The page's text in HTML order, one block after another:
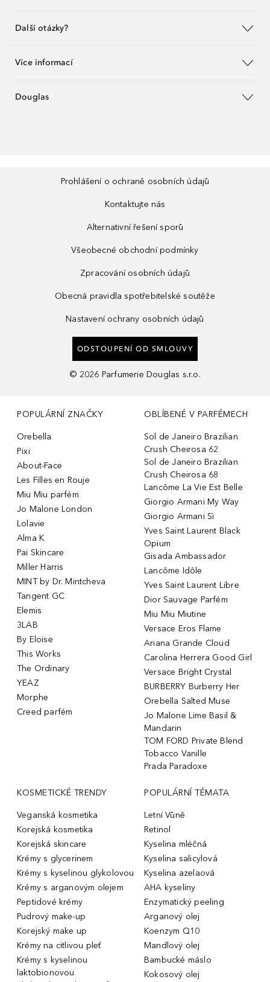
Další otázky?
Více informací
Douglas
Prohlášení o ochraně osobních údajů
Kontaktujte nás
Alternativní řešení sporů
Všeobecné obchodní podmínky
Zpracování osobních údajů
Obecná pravidla spotřebitelské soutěže
Nastavení ochrany osobních údajů
ODSTOUPENÍ OD SMLOUVY
© 2026 Parfumerie Douglas s.r.o.
POPULÁRNÍ ZNAČKY
Orebella
Pixi
About-Face
Les Filles en Rouje
Miu Miu parfém
Jo Malone London
Lolavie
Alma K
Pai Skincare
Miller Harris
MINT by Dr. Mintcheva
Tangent GC
Elemis
3LAB
By Eloise
This Works
The Ordinary
YEAZ
Morphe
Creed parfém
OBLÍBENÉ V PARFÉMECH
Sol de Janeiro Brazilian
Crush Cheirosa 62
Sol de Janeiro Brazilian
Crush Cheirosa 68
Lancôme La Vie Est Belle
Giorgio Armani My Way
Giorgio Armani Sì
Yves Saint Laurent Black
Opium
Gisada Ambassador
Lancôme Idôle
Yves Saint Laurent Libre
Dior Sauvage Parfém
Miu Miu Miutine
Versace Eros Flame
Ariana Grande Cloud
Carolina Herrera Good Girl
Versace Bright Crystal
BURBERRY Burberry Her
Orebella Salted Muse
Jo Malone Lime Basil &
Mandarin
TOM FORD Private Blend
Tobacco Vanille
Prada Paradoxe
KOSMETICKÉ TRENDY
Veganská kosmetika
Korejská kosmetika
Korejská skincare
Krémy s glycerinem
Krémy s kyselinou glykolovou
Krémy s arganovým olejem
Peptidové krémy
Pudrový make-up
Korejský make up
Krémy na citlivou pleť
Krémy s kyselinou
laktobionovou
POPULÁRNÍ TÉMATA
Letní Vůně
Retinol
Kyselina mléčná
Kyselina salicylová
Kyselina azelaová
AHA kyseliny
Enzymatický peeling
Arganový olej
Koenzym Q10
Mandlový olej
Bambucké máslo
Kokosový olej